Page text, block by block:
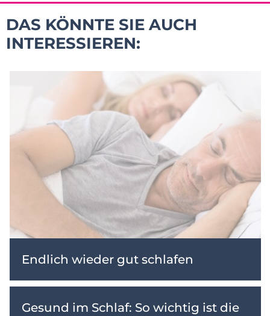
DAS KÖNNTE SIE AUCH
INTERESSIEREN:
Endlich wieder gut schlafen
Gesund im Schlaf: So wichtig ist die